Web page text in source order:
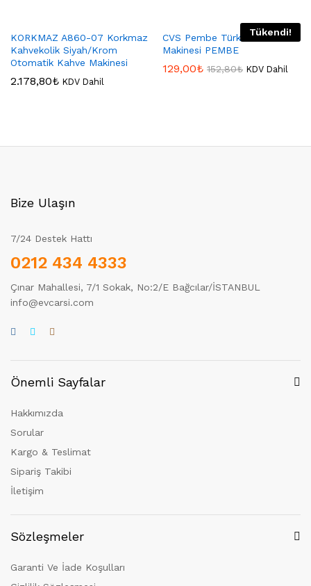
KORKMAZ A860-07 Korkmaz
Kahvekolik Siyah/Krom
Otomatik Kahve Makinesi
2.178,80₺ KDV Dahil
Tükendi!
CVS Pembe Türk Kahve
Makinesi PEMBE
129,00₺ 152,80₺ KDV Dahil
Bize Ulaşın
7/24 Destek Hattı
0212 434 4333
Çınar Mahallesi, 7/1 Sokak, No:2/E Bağcılar/İSTANBUL
info@evcarsi.com
Önemli Sayfalar
Hakkımızda
Sorular
Kargo & Teslimat
Sipariş Takibi
İletişim
Sözleşmeler
Garanti Ve İade Koşulları